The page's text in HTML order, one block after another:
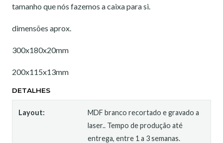
tamanho que nós fazemos a caixa para si.
dimensões aprox.
300x180x20mm
200x115x13mm
DETALHES
Layout:
MDF branco recortado e gravado a
laser.. Tempo de produção até
entrega, entre 1 a 3 semanas.